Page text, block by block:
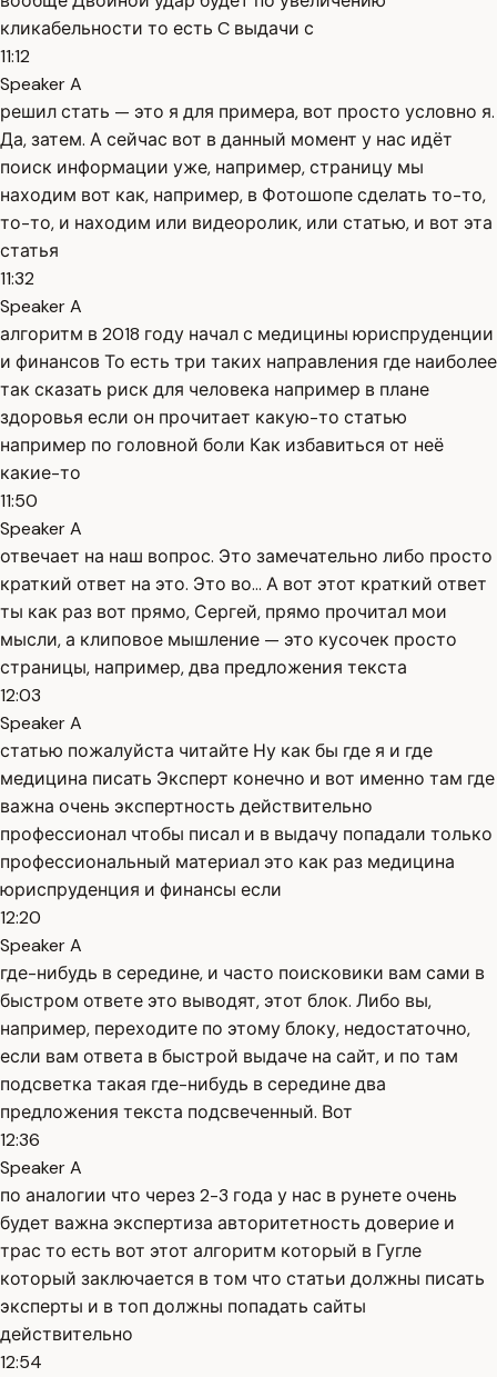
кликабельности то есть C выдачи с
11:12
Speaker A
решил стать — это я для примера, вот просто условно я.
Да, затем. А сейчас вот в данный момент у нас идёт
поиск информации уже, например, страницу мы
находим вот как, например, в Фотошопе сделать то-то,
то-то, и находим или видеоролик, или статью, и вот эта
статья
11:32
Speaker A
алгоритм в 2018 году начал с медицины юриспруденции
и финансов То есть три таких направления где наиболее
так сказать риск для человека например в плане
здоровья если он прочитает какую-то статью
например по головной боли Как избавиться от неё
какие-то
11:50
Speaker A
отвечает на наш вопрос. Это замечательно либо просто
краткий ответ на это. Это во... А вот этот краткий ответ
ты как раз вот прямо, Сергей, прямо прочитал мои
мысли, а клиповое мышление — это кусочек просто
страницы, например, два предложения текста
12:03
Speaker A
статью пожалуйста читайте Ну как бы где я и где
медицина писать Эксперт конечно и вот именно там где
важна очень экспертность действительно
профессионал чтобы писал и в выдачу попадали только
профессиональный материал это как раз медицина
юриспруденция и финансы если
12:20
Speaker A
где-нибудь в середине, и часто поисковики вам сами в
быстром ответе это выводят, этот блок. Либо вы,
например, переходите по этому блоку, недостаточно,
если вам ответа в быстрой выдаче на сайт, и по там
подсветка такая где-нибудь в середине два
предложения текста подсвеченный. Вот
12:36
Speaker A
по аналогии что через 2-3 года у нас в рунете очень
будет важна экспертиза авторитетность доверие и
трас то есть вот этот алгоритм который в Гугле
который заключается в том что статьи должны писать
эксперты и в топ должны попадать сайты
действительно
12:54